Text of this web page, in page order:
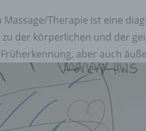
Massage/Therapie ist eine
der körperlichen und der
aber auch